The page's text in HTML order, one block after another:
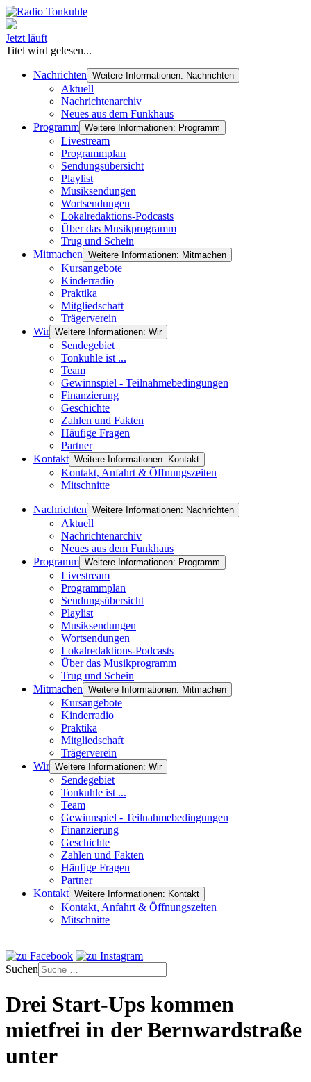
Jetzt läuft
Titel wird gelesen...
Nachrichten Weitere Informationen: Nachrichten
Aktuell
Nachrichtenarchiv
Neues aus dem Funkhaus
Programm Weitere Informationen: Programm
Livestream
Programmplan
Sendungsübersicht
Playlist
Musiksendungen
Wortsendungen
Lokalredaktions-Podcasts
Über das Musikprogramm
Trug und Schein
Mitmachen Weitere Informationen: Mitmachen
Kursangebote
Kinderradio
Praktika
Mitgliedschaft
Trägerverein
Wir Weitere Informationen: Wir
Sendegebiet
Tonkuhle ist ...
Team
Gewinnspiel - Teilnahmebedingungen
Finanzierung
Geschichte
Zahlen und Fakten
Häufige Fragen
Partner
Kontakt Weitere Informationen: Kontakt
Kontakt, Anfahrt & Öffnungszeiten
Mitschnitte
Nachrichten Weitere Informationen: Nachrichten
Aktuell
Nachrichtenarchiv
Neues aus dem Funkhaus
Programm Weitere Informationen: Programm
Livestream
Programmplan
Sendungsübersicht
Playlist
Musiksendungen
Wortsendungen
Lokalredaktions-Podcasts
Über das Musikprogramm
Trug und Schein
Mitmachen Weitere Informationen: Mitmachen
Kursangebote
Kinderradio
Praktika
Mitgliedschaft
Trägerverein
Wir Weitere Informationen: Wir
Sendegebiet
Tonkuhle ist ...
Team
Gewinnspiel - Teilnahmebedingungen
Finanzierung
Geschichte
Zahlen und Fakten
Häufige Fragen
Partner
Kontakt Weitere Informationen: Kontakt
Kontakt, Anfahrt & Öffnungszeiten
Mitschnitte
Suchen
Drei Start-Ups kommen
mietfrei in der Bernwardstraße
unter